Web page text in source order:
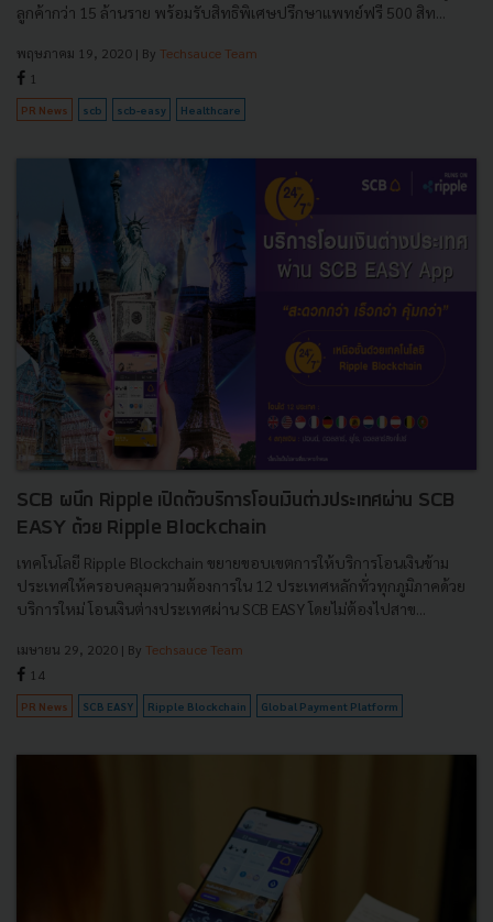
ลูกค้ากว่า 15 ล้านราย พร้อมรับสิทธิพิเศษปรึกษาแพทย์ฟรี 500 สิท...
พฤษภาคม 19, 2020 | By Techsauce Team
1
PR News scb scb-easy Healthcare
SCB ผนึก Ripple เปิดตัวบริการโอนเงินต่างประเทศผ่าน SCB
EASY ด้วย Ripple Blockchain
เทคโนโลยี Ripple Blockchain ขยายขอบเขตการให้บริการโอนเงินข้าม
ประเทศให้ครอบคลุมความต้องการใน 12 ประเทศหลักทั่วทุกภูมิภาคด้วย
บริการใหม่ โอนเงินต่างประเทศผ่าน SCB EASY โดยไม่ต้องไปสาข...
เมษายน 29, 2020 | By Techsauce Team
14
PR News SCB EASY Ripple Blockchain Global Payment Platform